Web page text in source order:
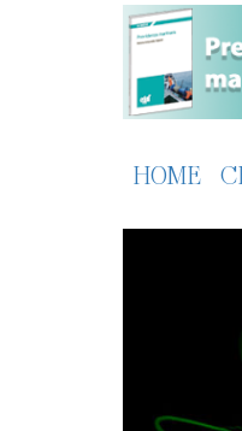
HOME